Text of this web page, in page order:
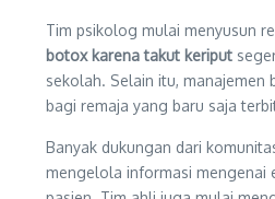
Tim psikolog mulai menyusun
botox karena takut keriput
sekolah. Selain itu,
bagi remaja yang baru saja
Banyak dukungan dari
mengelola informasi mengenai